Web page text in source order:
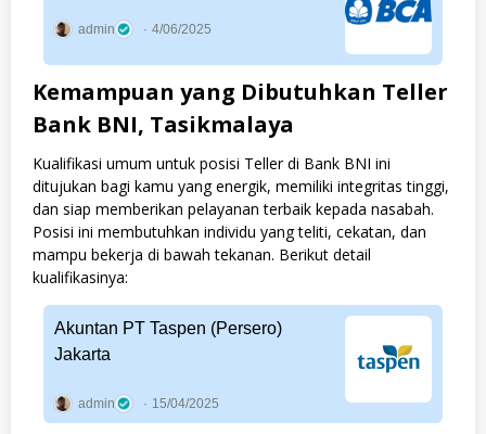
admin 4/06/2025
Kemampuan yang Dibutuhkan Teller
Bank BNI, Tasikmalaya
Kualifikasi umum untuk posisi Teller di Bank BNI ini
ditujukan bagi kamu yang energik, memiliki integritas tinggi,
dan siap memberikan pelayanan terbaik kepada nasabah.
Posisi ini membutuhkan individu yang teliti, cekatan, dan
mampu bekerja di bawah tekanan. Berikut detail
kualifikasinya:
Akuntan PT Taspen (Persero)
Jakarta
admin 15/04/2025